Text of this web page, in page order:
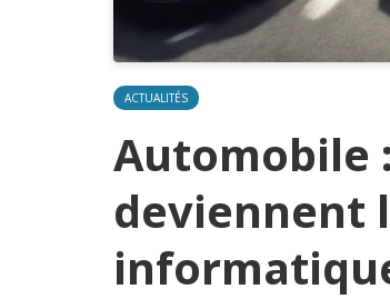
ACTUALITÉS
Automobile
deviennent